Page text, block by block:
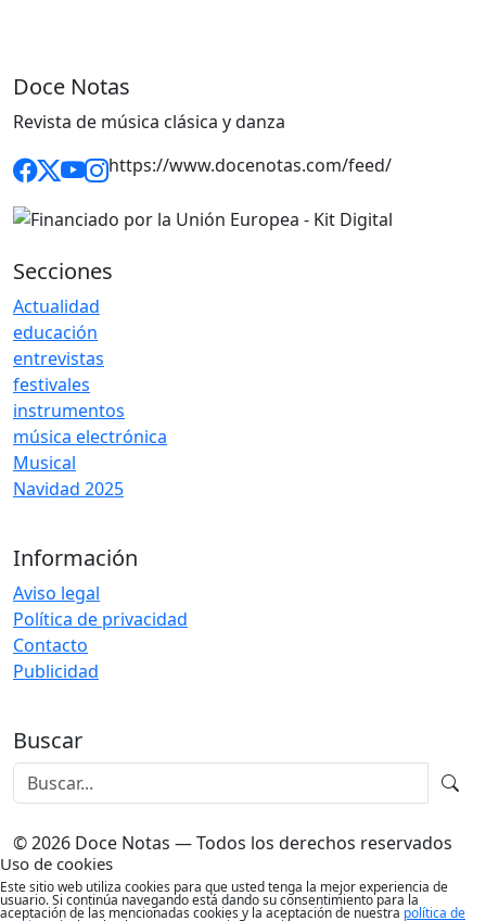
Doce Notas
Revista de música clásica y danza
https://www.docenotas.com/feed/
Secciones
Actualidad
educación
entrevistas
festivales
instrumentos
música electrónica
Musical
Navidad 2025
Información
Aviso legal
Política de privacidad
Contacto
Publicidad
Buscar
© 2026 Doce Notas — Todos los derechos reservados
Uso de cookies
Este sitio web utiliza cookies para que usted tenga la mejor experiencia de
usuario. Si continúa navegando está dando su consentimiento para la
aceptación de las mencionadas cookies y la aceptación de nuestra política de